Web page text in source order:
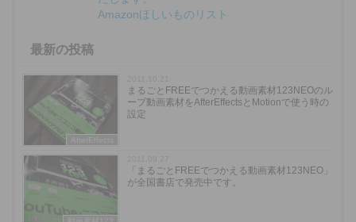
Amazonほしいものリスト
最新の投稿
まるごとFREEでつかえる動画素材123NEOのル
ープ動画素材をAfterEffectsとMotionで使う時の
設定
「まるごとFREEでつかえる動画素材123NEO」
が全国書店で発売中です。